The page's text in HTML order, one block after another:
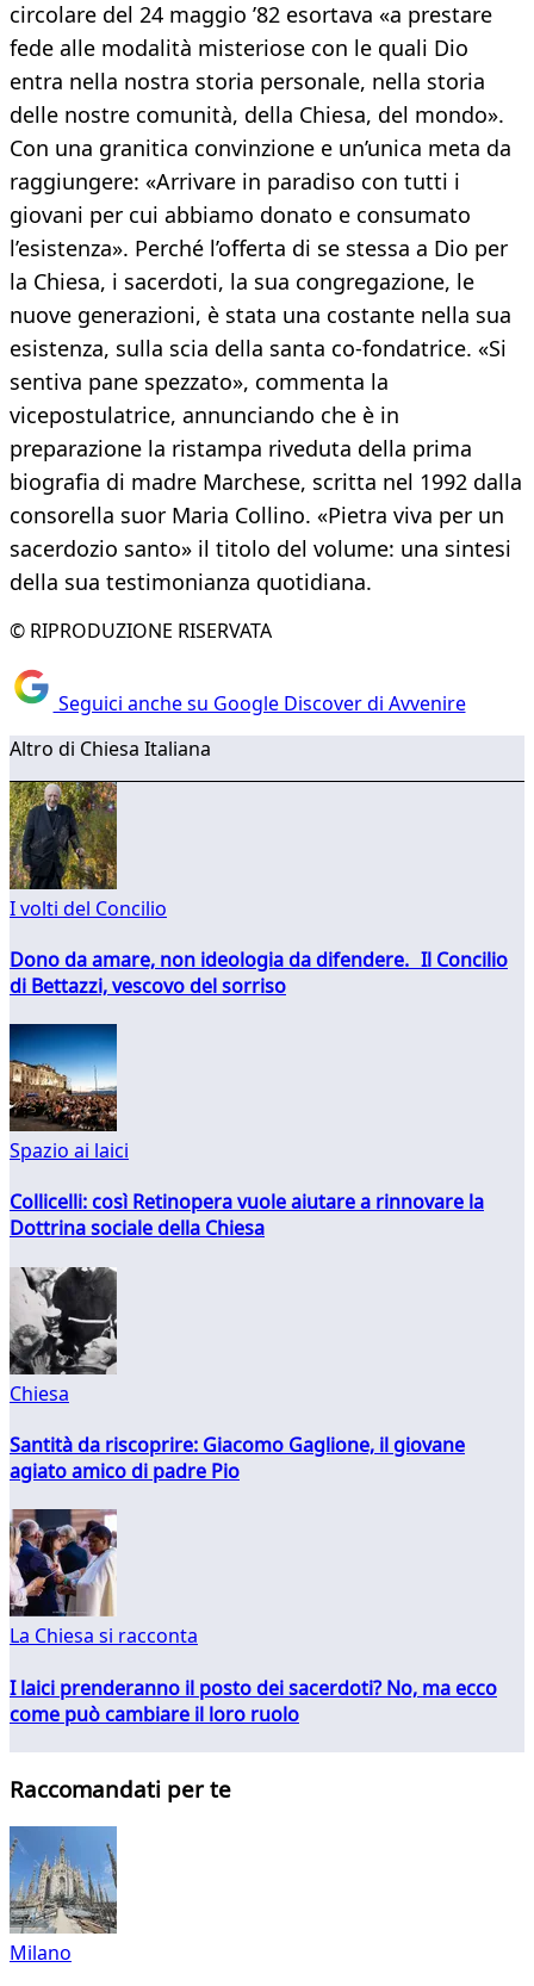
circolare del 24 maggio ’82 esortava «a prestare
fede alle modalità misteriose con le quali Dio
entra nella nostra storia personale, nella storia
delle nostre comunità, della Chiesa, del mondo».
Con una granitica convinzione e un’unica meta da
raggiungere: «Arrivare in paradiso con tutti i
giovani per cui abbiamo donato e consumato
l’esistenza». Perché l’offerta di se stessa a Dio per
la Chiesa, i sacerdoti, la sua congregazione, le
nuove generazioni, è stata una costante nella sua
esistenza, sulla scia della santa co-fondatrice. «Si
sentiva pane spezzato», commenta la
vicepostulatrice, annunciando che è in
preparazione la ristampa riveduta della prima
biografia di madre Marchese, scritta nel 1992 dalla
consorella suor Maria Collino. «Pietra viva per un
sacerdozio santo» il titolo del volume: una sintesi
della sua testimonianza quotidiana.
© RIPRODUZIONE RISERVATA
Seguici anche su Google Discover di Avvenire
Altro di Chiesa Italiana
I volti del Concilio
Dono da amare, non ideologia da difendere. Il Concilio
di Bettazzi, vescovo del sorriso
Spazio ai laici
Collicelli: così Retinopera vuole aiutare a rinnovare la
Dottrina sociale della Chiesa
Chiesa
Santità da riscoprire: Giacomo Gaglione, il giovane
agiato amico di padre Pio
La Chiesa si racconta
I laici prenderanno il posto dei sacerdoti? No, ma ecco
come può cambiare il loro ruolo
Raccomandati per te
Milano